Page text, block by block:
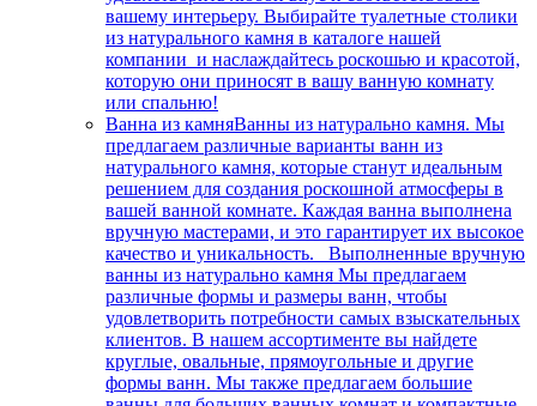
вашему интерьеру. Выбирайте туалетные столики
из натурального камня в каталоге нашей
компании и наслаждайтесь роскошью и красотой,
которую они приносят в вашу ванную комнату
или спальню!
Ванна из камняВанны из натурально камня. Мы
предлагаем различные варианты ванн из
натурального камня, которые станут идеальным
решением для создания роскошной атмосферы в
вашей ванной комнате. Каждая ванна выполнена
вручную мастерами, и это гарантирует их высокое
качество и уникальность. Выполненные вручную
ванны из натурально камня Мы предлагаем
различные формы и размеры ванн, чтобы
удовлетворить потребности самых взыскательных
клиентов. В нашем ассортименте вы найдете
круглые, овальные, прямоугольные и другие
формы ванн. Мы также предлагаем большие